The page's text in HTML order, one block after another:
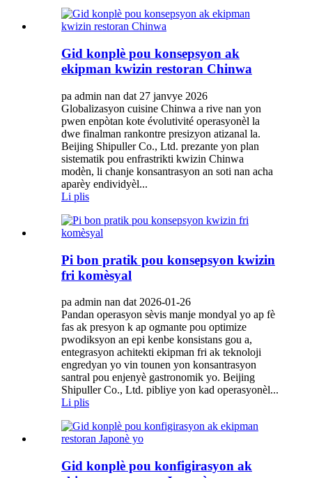
Gid konplè pou konsepsyon ak
ekipman kwizin restoran Chinwa
pa admin nan dat 27 janvye 2026
Globalizasyon cuisine Chinwa a rive nan yon
pwen enpòtan kote évolutivité operasyonèl la
dwe finalman rankontre presizyon atizanal la.
Beijing Shipuller Co., Ltd. prezante yon plan
sistematik pou enfrastrikti kwizin Chinwa
modèn, li chanje konsantrasyon an soti nan acha
aparèy endividyèl...
Li plis
Pi bon pratik pou konsepsyon kwizin
fri komèsyal
pa admin nan dat 2026-01-26
Pandan operasyon sèvis manje mondyal yo ap fè
fas ak presyon k ap ogmante pou optimize
pwodiksyon an epi kenbe konsistans gou a,
entegrasyon achitekti ekipman fri ak teknoloji
engredyan yo vin tounen yon konsantrasyon
santral pou enjenyè gastronomik yo. Beijing
Shipuller Co., Ltd. pibliye yon kad operasyonèl...
Li plis
Gid konplè pou konfigirasyon ak